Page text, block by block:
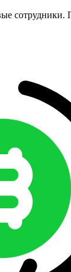
сотрудники.